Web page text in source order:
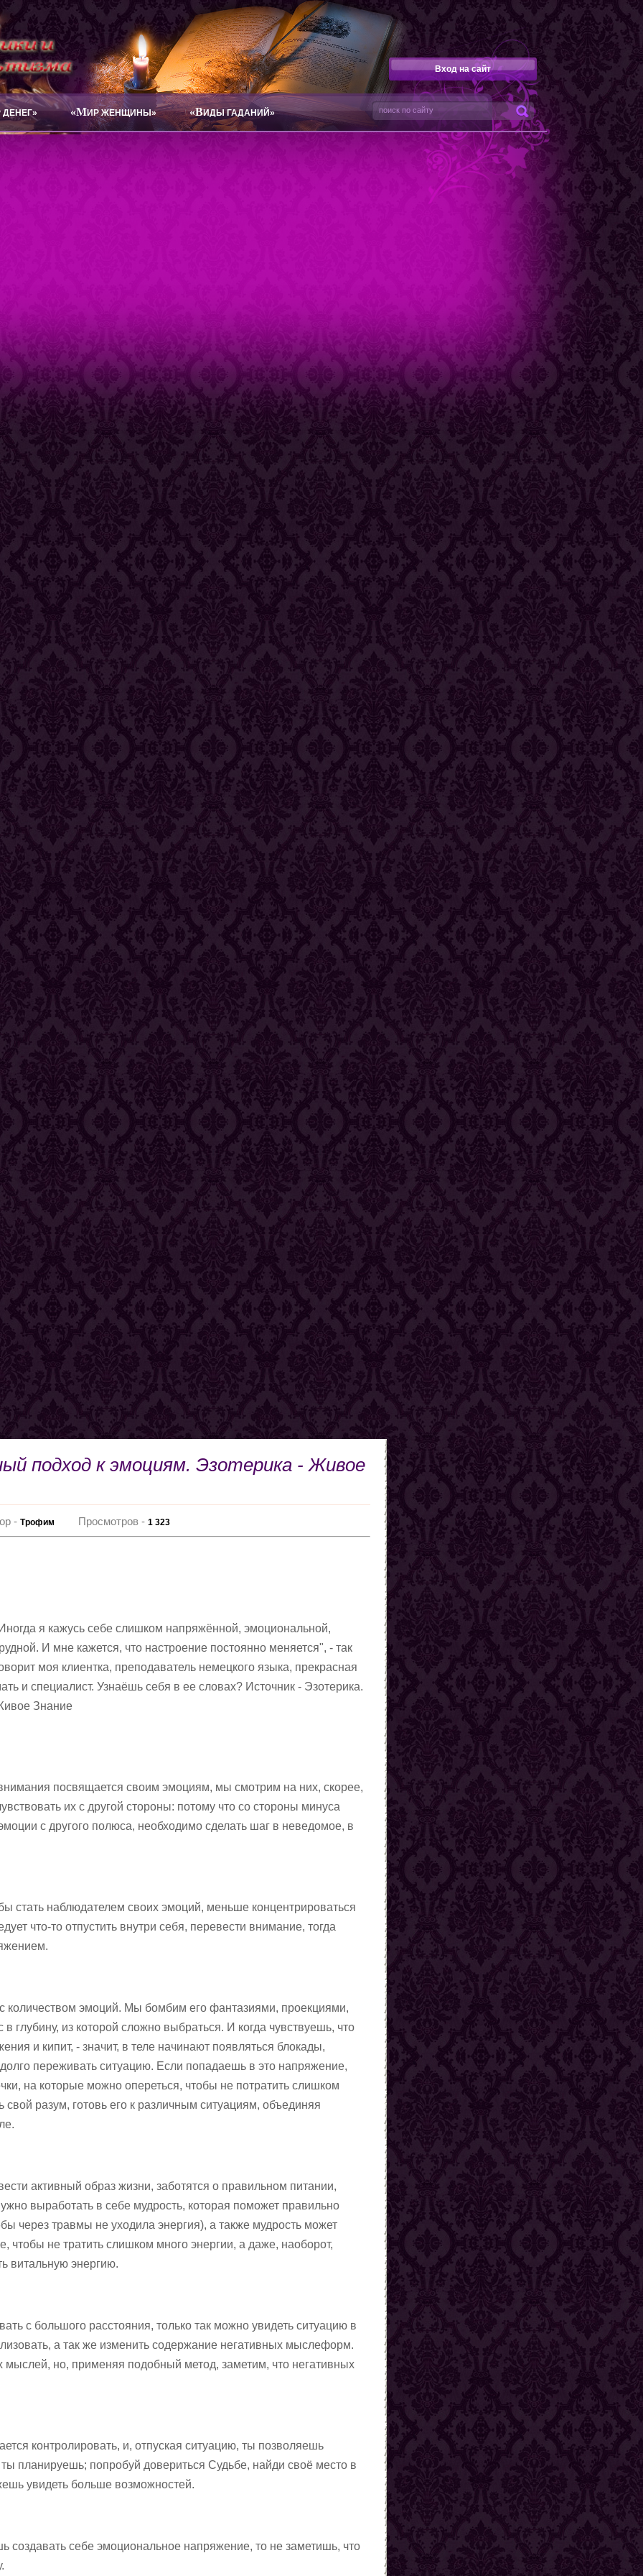
Вход на сайт
ДЕНЕГ» «МИР ЖЕНЩИНЫ» «ВИДЫ ГАДАНИЙ»
подход к эмоциям. Эзотерика - Живое
-Трофим Просмотров -1 323
я кажусь себе слишком напряжённой, эмоциональной,
И мне кажется, что настроение постоянно меняется", - так
моя клиентка, преподаватель немецкого языка, прекрасная
и специалист. Узнаёшь себя в ее словах? Источник - Эзотерика.
Знание
посвящается своим эмоциям, мы смотрим на них, скорее,
их с другой стороны: потому что со стороны минуса
с другого полюса, необходимо сделать шаг в неведомое, в
стать наблюдателем своих эмоций, меньше концентрироваться
что-то отпустить внутри себя, перевести внимание, тогда
количеством эмоций. Мы бомбим его фантазиями, проекциями,
глубину, из которой сложно выбраться. И когда чувствуешь, что
и кипит, - значит, в теле начинают появляться блокады,
переживать ситуацию. Если попадаешь в это напряжение,
на которые можно опереться, чтобы не потратить слишком
свой разум, готовь его к различным ситуациям, объединяя
активный образ жизни, заботятся о правильном питании,
выработать в себе мудрость, которая поможет правильно
через травмы не уходила энергия), а также мудрость может
чтобы не тратить слишком много энергии, а даже, наоборот,
витальную энергию.
с большого расстояния, только так можно увидеть ситуацию в
а так же изменить содержание негативных мыслеформ.
мыслей, но, применяя подобный метод, заметим, что негативных
контролировать, и, отпуская ситуацию, ты позволяешь
планируешь; попробуй довериться Судьбе, найди своё место в
увидеть больше возможностей.
создавать себе эмоциональное напряжение, то не заметишь, что